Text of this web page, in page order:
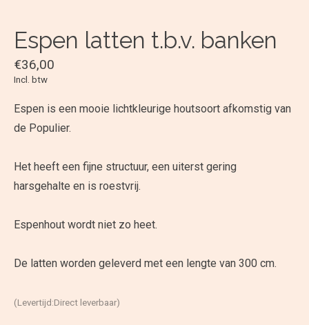
Espen latten t.b.v. banken
€36,00
Incl. btw
Espen is een mooie lichtkleurige houtsoort afkomstig van
de Populier.
Het heeft een fijne structuur, een uiterst gering
harsgehalte en is roestvrij.
Espenhout wordt niet zo heet.
De latten worden geleverd met een lengte van 300 cm.
(Levertijd:Direct leverbaar)